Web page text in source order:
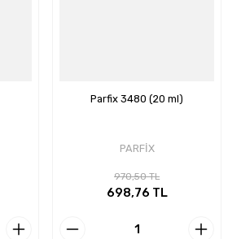
Parfix 3480 (20 ml)
PARFİX
970,50 TL
698,76 TL